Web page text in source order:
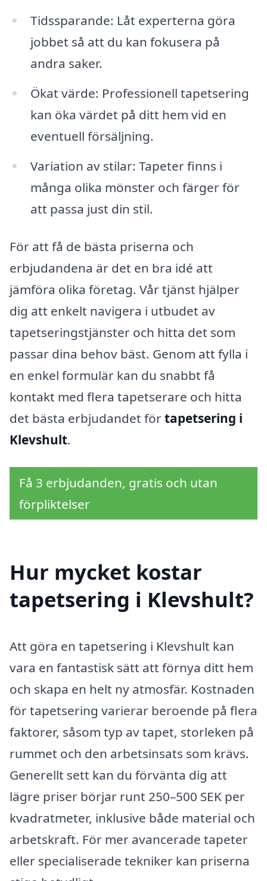
Tidssparande: Låt experterna göra
jobbet så att du kan fokusera på
andra saker.
Ökat värde: Professionell tapetsering
kan öka värdet på ditt hem vid en
eventuell försäljning.
Variation av stilar: Tapeter finns i
många olika mönster och färger för
att passa just din stil.
För att få de bästa priserna och
erbjudandena är det en bra idé att
jämföra olika företag. Vår tjänst hjälper
dig att enkelt navigera i utbudet av
tapetseringstjänster och hitta det som
passar dina behov bäst. Genom att fylla i
en enkel formulär kan du snabbt få
kontakt med flera tapetserare och hitta
det bästa erbjudandet förtapetsering i
Klevshult.
Få 3 erbjudanden, gratis och utan
förpliktelser
Hur mycket kostar
tapetsering i Klevshult?
Att göra en tapetsering i Klevshult kan
vara en fantastisk sätt att förnya ditt hem
och skapa en helt ny atmosfär. Kostnaden
för tapetsering varierar beroende på flera
faktorer, såsom typ av tapet, storleken på
rummet och den arbetsinsats som krävs.
Generellt sett kan du förvänta dig att
lägre priser börjar runt 250–500 SEK per
kvadratmeter, inklusive både material och
arbetskraft. För mer avancerade tapeter
eller specialiserade tekniker kan priserna